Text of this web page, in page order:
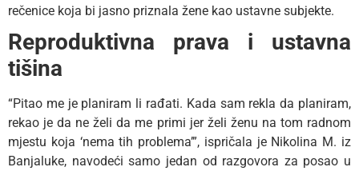
rečenice koja bi jasno priznala žene kao ustavne subjekte.
Reproduktivna prava i ustavna
tišina
“Pitao me je planiram li rađati. Kada sam rekla da planiram,
rekao je da ne želi da me primi jer želi ženu na tom radnom
mjestu koja ‘nema tih problema’”, ispričala je Nikolina M. iz
Banjaluke, navodeći samo jedan od razgovora za posao u